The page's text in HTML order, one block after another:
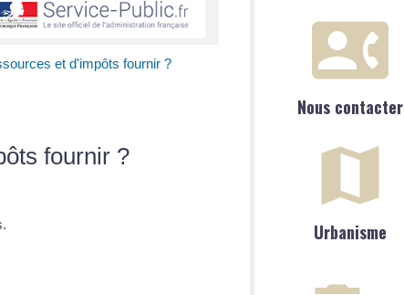
et d'impôts fournir ?
fournir ?
Nous contacter
Urbanisme